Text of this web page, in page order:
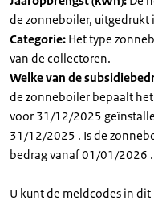
de zonneboiler, uitgedrukt
Categorie: Het type
van de collectoren.
Welke van de
de zonneboiler bepaalt
voor 31/12/2025
31/12/2025 . Is de
bedrag vanaf 01/01/2026 .
U kunt de meldcodes in